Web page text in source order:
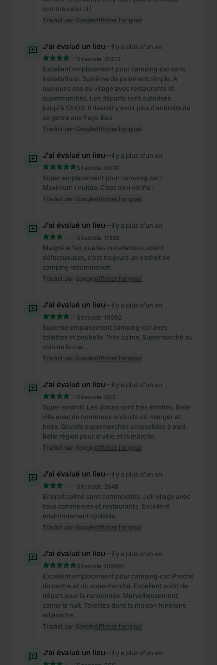
We also share information about your use of our site with
our social media, advertising and analytics partners who
may combine it with other information that you’ve
of their services.
comme celui-ci !
Traduit par GoogleAfficher l'original
J'ai évalué un lieu—il y a plus d’un an
Sitecode: 21373
Excellent emplacement pour camping-car sans
installations. Système de paiement simple. A
quelques pas du village avec restaurants et
supermarchés. Les départs sont autorisés
jusqu'à 12h00. Il devrait y avoir plus d’endroits de
ce genre aux Pays-Bas.
Traduit par GoogleAfficher l'original
J'ai évalué un lieu—il y a plus d’un an
Sitecode: 9674
Super emplacement pour camping-car !
Maximum 1 nuitée. C'est bien vérifié !
Traduit par GoogleAfficher l'original
J'ai évalué un lieu—il y a plus d’un an
Sitecode: 11389
Malgré le fait que les installations soient
défectueuses, c'est toujours un endroit de
camping recommandé.
Traduit par GoogleAfficher l'original
J'ai évalué un lieu—il y a plus d’un an
Sitecode: 19092
Superbe emplacement camping-car avec
toilettes et poubelle. Très calme. Supermarché au
coin de la rue.
Traduit par GoogleAfficher l'original
J'ai évalué un lieu—il y a plus d’un an
Sitecode: 663
Super endroit. Les places sont très étroites. Belle
ville avec de nombreux endroits où manger et
boire. Grands supermarchés accessibles à pied.
Belle région pour le vélo et la marche.
Traduit par GoogleAfficher l'original
J'ai évalué un lieu—il y a plus d’un an
Sitecode: 2648
Endroit calme sans commodités. Joli village avec
tous commerces et restaurants. Excellent
environnement cyclable.
Traduit par GoogleAfficher l'original
J'ai évalué un lieu—il y a plus d’un an
Sitecode: 109991
Excellent emplacement pour camping-car. Proche
du centre et du supermarché. Excellent point de
départ pour la randonnée. Merveilleusement
calme la nuit. Toilettes dans la maison funéraire
adjacente.
Traduit par GoogleAfficher l'original
J'ai évalué un lieu—il y a plus d’un an